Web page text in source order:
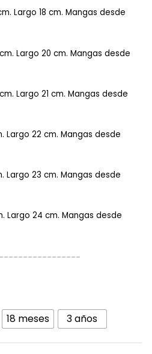
Largo 18 cm. Mangas desde
Largo 20 cm. Mangas desde
Largo 21 cm. Mangas desde
Largo 22 cm. Mangas desde
Largo 23 cm. Mangas desde
Largo 24 cm. Mangas desde
18 meses 3 años